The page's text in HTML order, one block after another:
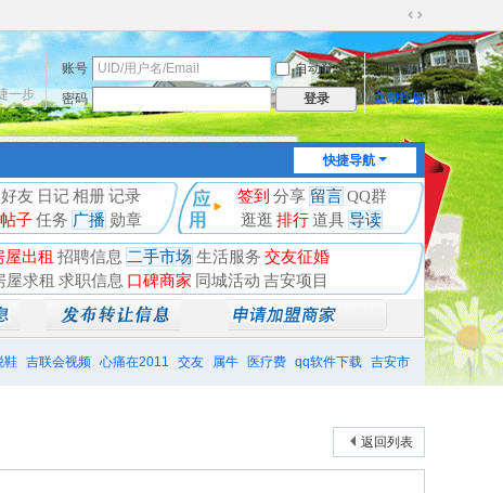
切
换
到
宽
版
账号 自动登录
找回密码
密码
登录 立即注册
一步
快捷导航
好友 日记相册记录
帖子任务 广播 勋章
签到 分享 留言 QQ群
逛逛 排行道具 导读
屋出租 招聘信息 二手市场 生活服务 交友征婚
屋求租 求职信息 口碑商家 同城活动 吉安项目
鞋 吉联会视频 心痛在2011 交友 属牛 医疗费 qq软件下载 吉安市
返回列表